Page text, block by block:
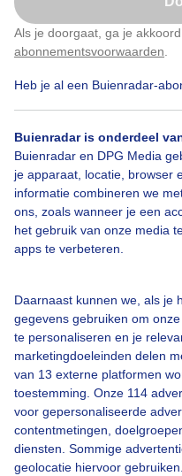
Als je doorgaat, ga je
abonnementsvoorwaarden
Heb je al een Buienradar-
Buienradar is onderdeel
Buienradar en DPG Media
je apparaat, locatie, browser
informatie combineren we
ons, zoals wanneer je een
het gebruik van onze media
apps te verbeteren.
Daarnaast kunnen we, als je
gegevens gebruiken om
te personaliseren en je
marketingdoeleinden delen
van 13 externe platformen
toestemming. Onze 114
voor gepersonaliseerde
contentmetingen,
diensten. Sommige
geolocatie hiervoor gebruiken.
Over Buienradar
Bedrijfsgegevens
Veelgestelde vragen
Toegankelijkheid
Gebruikersvoorwaarden
Klik hierom